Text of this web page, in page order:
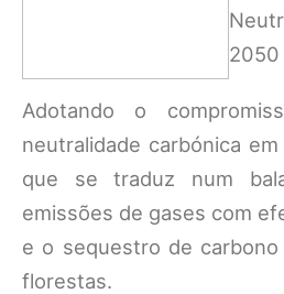
2050
Adotando o
neutralidade carbónica
que se traduz num
emissões de gases com
e o sequestro de
florestas.